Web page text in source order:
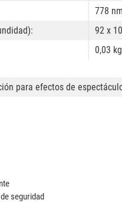
778 nm
92 x
0,03 kg
para efectos de
seguridad